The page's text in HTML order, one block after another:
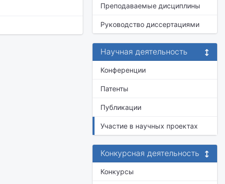
Преподаваемые дисциплины
Руководство диссертациями
Научная деятельность
Конференции
Патенты
Публикации
Участие в научных проектах
Конкурсная деятельность
Конкурсы